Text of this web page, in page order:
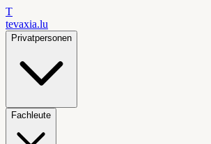
T
tevaxia.lu
Privatpersonen
Fachleute